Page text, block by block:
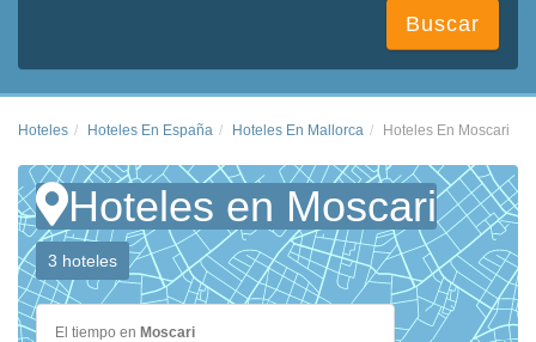
Buscar
Hoteles Hoteles En España Hoteles En Mallorca Hoteles En Moscari
Hoteles en Moscari
3 hoteles
El tiempo en Moscari